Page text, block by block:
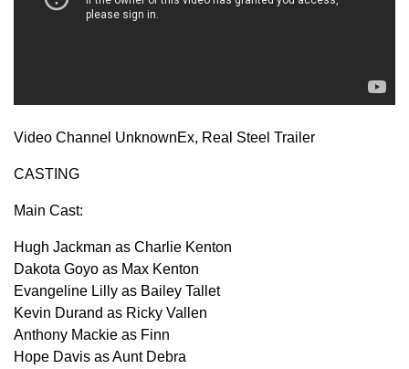
Video Channel UnknownEx, Real Steel Trailer
CASTING
Main Cast:
Hugh Jackman as Charlie Kenton
Dakota Goyo as Max Kenton
Evangeline Lilly as Bailey Tallet
Kevin Durand as Ricky Vallen
Anthony Mackie as Finn
Hope Davis as Aunt Debra